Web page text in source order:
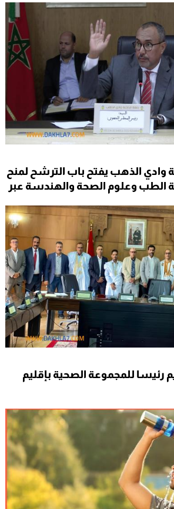
وادي الذهب يفتح باب الترشح لمنح
الطب وعلوم الصحة والهندسة عبر
رئيسا للمجموعة الصحية بإقليم